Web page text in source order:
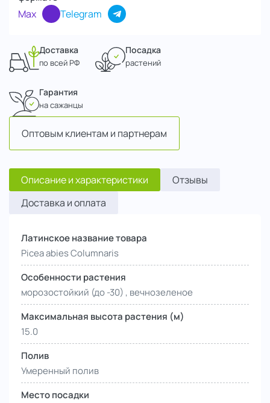
Max Telegram
Доставка
по всей РФ
Посадка
растений
Гарантия
на сажанцы
Оптовым клиентам и партнерам
Описание и характеристики
Отзывы
Доставка и оплата
Латинское название товара
Picea abies Columnaris
Особенности растения
морозостойкий (до -30) , вечнозеленое
Максимальная высота растения (м)
15.0
Полив
Умеренный полив
Место посадки